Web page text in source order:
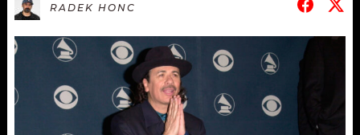
HUDBA
ROZHOVORY
#NEBUDUDOMA
JAK NALADIT
RÁDIO
APLIKACE
SOUTĚŽE
RADEK HONC